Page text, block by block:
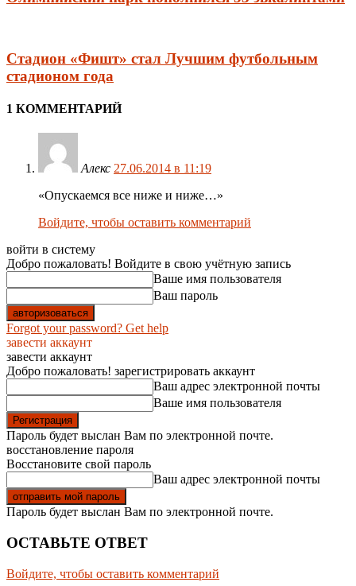
Стадион «Фишт» стал Лучшим футбольным
стадионом года
1 КОММЕНТАРИЙ
Алекс 27.06.2014 в 11:19
«Опускаемся все ниже и ниже…»
Войдите, чтобы оставить комментарий
войти в систему
Добро пожаловать! Войдите в свою учётную запись
Ваше имя пользователя
Ваш пароль
Forgot your password? Get help
завести аккаунт
завести аккаунт
Добро пожаловать! зарегистрировать аккаунт
Ваш адрес электронной почты
Ваше имя пользователя
Пароль будет выслан Вам по электронной почте.
восстановление пароля
Восстановите свой пароль
Ваш адрес электронной почты
Пароль будет выслан Вам по электронной почте.
ОСТАВЬТЕ ОТВЕТ
Войдите, чтобы оставить комментарий